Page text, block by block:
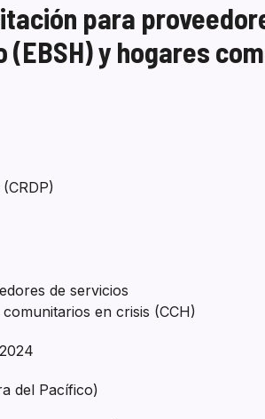
para
y hogares
de servicios
en crisis (CCH)
del Pacífico)